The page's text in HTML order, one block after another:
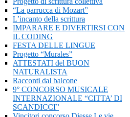
“La parrucca di Mozart”
L’incanto della scrittura
IMPARARE E DIVERTIRSI CON
IL CODING
FESTA DELLE LINGUE
Progetto “Murales”
ATTESTATI del BUON
NATURALISTA
Racconti dal balcone
9° CONCORSO MUSICALE
INTERNAZIONALE “CITTA’ DI
SCANDICCI”